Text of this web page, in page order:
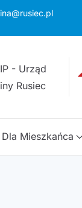
Dla Mieszkańca